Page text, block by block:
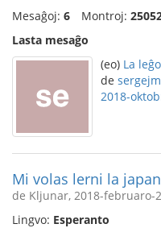
Mesaĝoj: 6 Montroj:
Lasta mesaĝo
(eo) La
de sergejm
2018-
Mi volas lerni la
de Kljunar, 2018-februaro-
Lingvo: Esperanto